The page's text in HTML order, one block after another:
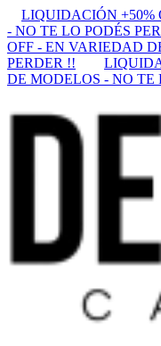
LIQUIDACIÓN +50%
- NO TE LO PODÉS
OFF - EN VARIEDAD
PERDER !!
DE MODELOS - NO TE